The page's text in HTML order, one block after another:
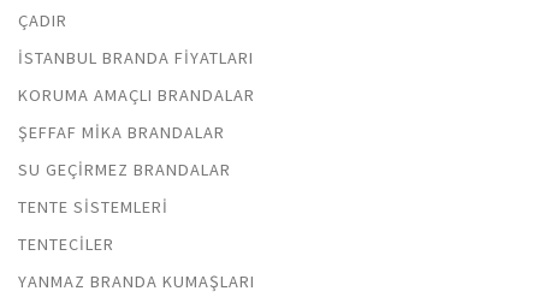
ÇADIR
İSTANBUL BRANDA FIYATLARI
KORUMA AMAÇLI BRANDALAR
ŞEFFAF MIKA BRANDALAR
SU GEÇIRMEZ BRANDALAR
TENTE SISTEMLERI
TENTECILER
YANMAZ BRANDA KUMAŞLARI